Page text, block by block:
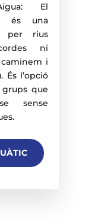
El
és una
per rius
ni
i
l’opció
que
sense